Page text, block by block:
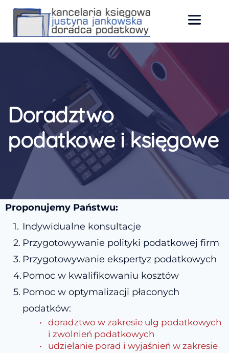
Doradztwo
podatkowe i księgowe
Proponujemy Państwu:
Indywidualne konsultacje
Przygotowywanie polityki podatkowej firm
Przygotowywanie ekspertyz podatkowych
Pomoc w kwalifikowaniu kosztów
Pomoc w optymalizacji płaconych
podatków:
doradztwo w zakresie ulg podatkowych
i zwolnień podatkowych
udzielanie porad i wyjaśnień w zakresie